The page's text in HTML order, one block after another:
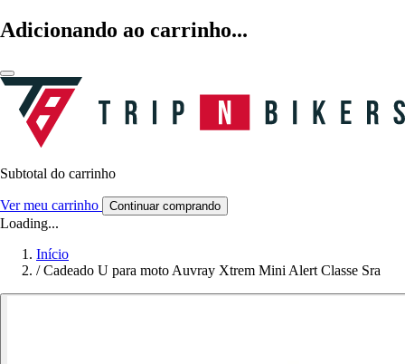
Adicionando ao carrinho...
Subtotal do carrinho
Ver meu carrinho Continuar comprando
Loading...
Início
/ Cadeado U para moto Auvray Xtrem Mini Alert Classe Sra